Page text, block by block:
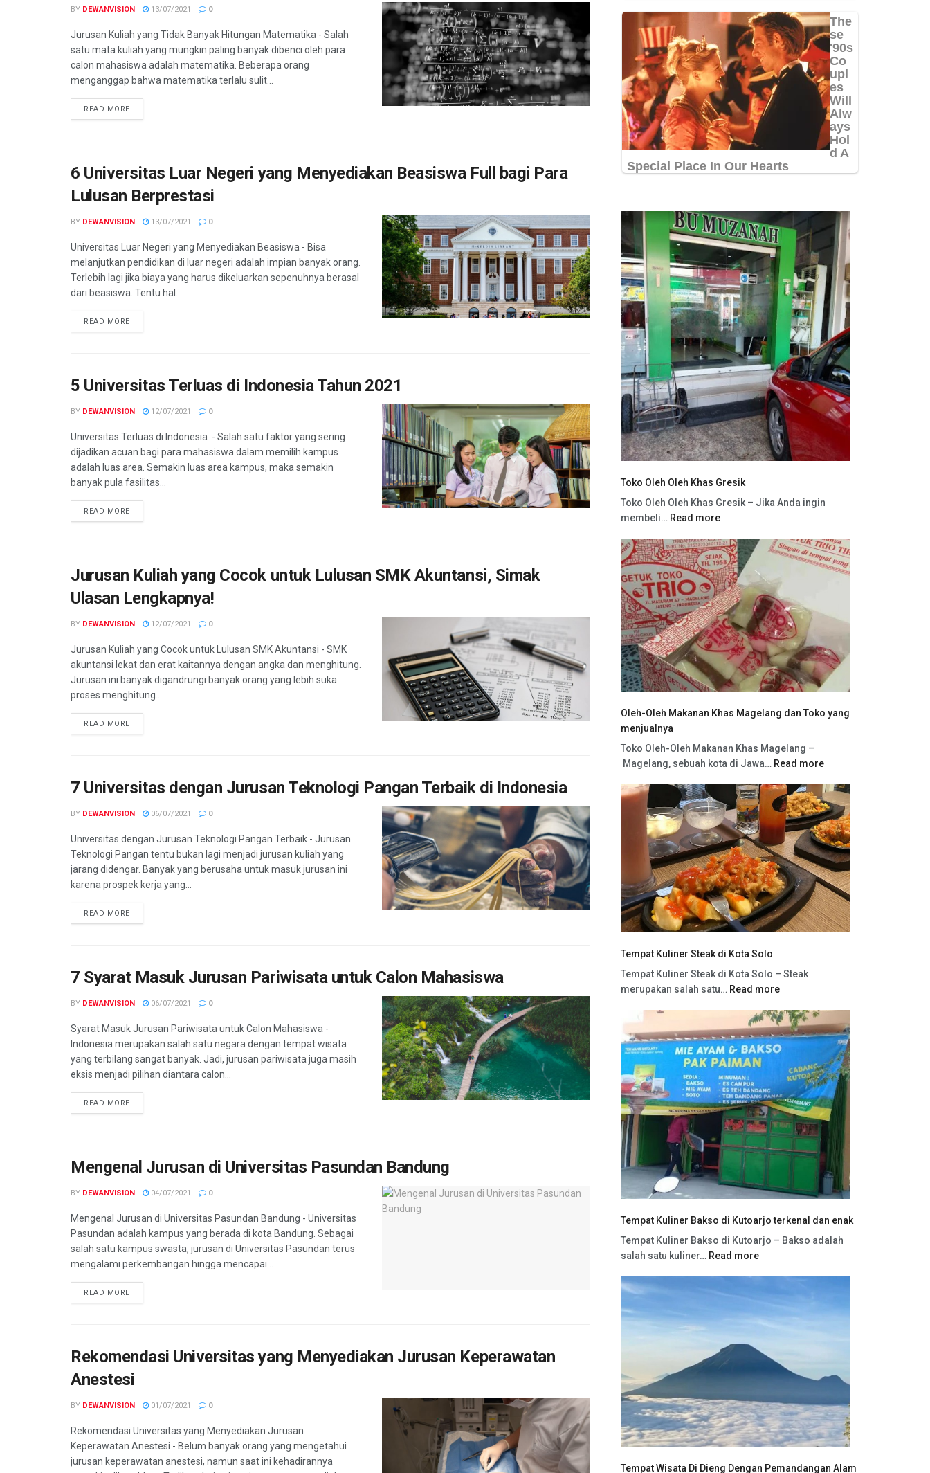
BY DEWANVISION 13/07/2021 0
Jurusan Kuliah yang Tidak Banyak Hitungan Matematika - Salah
satu mata kuliah yang mungkin paling banyak dibenci oleh para
calon mahasiswa adalah matematika. Beberapa orang
menganggap bahwa matematika terlalu sulit...
READ MORE
6 Universitas Luar Negeri yang Menyediakan Beasiswa Full bagi Para
Lulusan Berprestasi
BY DEWANVISION 13/07/2021 0
Universitas Luar Negeri yang Menyediakan Beasiswa - Bisa
melanjutkan pendidikan di luar negeri adalah impian banyak orang.
Terlebih lagi jika biaya yang harus dikeluarkan sepenuhnya berasal
dari beasiswa. Tentu hal...
READ MORE
5 Universitas Terluas di Indonesia Tahun 2021
BY DEWANVISION 12/07/2021 0
Universitas Terluas di Indonesia - Salah satu faktor yang sering
dijadikan acuan bagi para mahasiswa dalam memilih kampus
adalah luas area. Semakin luas area kampus, maka semakin
banyak pula fasilitas...
READ MORE
Jurusan Kuliah yang Cocok untuk Lulusan SMK Akuntansi, Simak
Ulasan Lengkapnya!
BY DEWANVISION 12/07/2021 0
Jurusan Kuliah yang Cocok untuk Lulusan SMK Akuntansi - SMK
akuntansi lekat dan erat kaitannya dengan angka dan menghitung.
Jurusan ini banyak digandrungi banyak orang yang lebih suka
proses menghitung...
READ MORE
7 Universitas dengan Jurusan Teknologi Pangan Terbaik di Indonesia
BY DEWANVISION 06/07/2021 0
Universitas dengan Jurusan Teknologi Pangan Terbaik - Jurusan
Teknologi Pangan tentu bukan lagi menjadi jurusan kuliah yang
jarang didengar. Banyak yang berusaha untuk masuk jurusan ini
karena prospek kerja yang...
READ MORE
7 Syarat Masuk Jurusan Pariwisata untuk Calon Mahasiswa
BY DEWANVISION 06/07/2021 0
Syarat Masuk Jurusan Pariwisata untuk Calon Mahasiswa -
Indonesia merupakan salah satu negara dengan tempat wisata
yang terbilang sangat banyak. Jadi, jurusan pariwisata juga masih
eksis menjadi pilihan diantara calon...
READ MORE
Mengenal Jurusan di Universitas Pasundan Bandung
BY DEWANVISION 04/07/2021 0
Mengenal Jurusan di Universitas Pasundan Bandung - Universitas
Pasundan adalah kampus yang berada di kota Bandung. Sebagai
salah satu kampus swasta, jurusan di Universitas Pasundan terus
mengalami perkembangan hingga mencapai...
READ MORE
Rekomendasi Universitas yang Menyediakan Jurusan Keperawatan
Anestesi
BY DEWANVISION 01/07/2021 0
Rekomendasi Universitas yang Menyediakan Jurusan
Keperawatan Anestesi - Belum banyak orang yang mengetahui
jurusan keperawatan anestesi, namun saat ini kehadirannya
Toko Oleh Oleh Khas Gresik
Toko Oleh Oleh Khas Gresik – Jika Anda ingin
membeli… Read more
Oleh-Oleh Makanan Khas Magelang dan Toko yang
menjualnya
Toko Oleh-Oleh Makanan Khas Magelang –
Magelang, sebuah kota di Jawa… Read more
Tempat Kuliner Steak di Kota Solo
Tempat Kuliner Steak di Kota Solo – Steak
merupakan salah satu… Read more
Tempat Kuliner Bakso di Kutoarjo terkenal dan enak
Tempat Kuliner Bakso di Kutoarjo – Bakso adalah
salah satu kuliner… Read more
Tempat Wisata Di Dieng Dengan Pemandangan Alam